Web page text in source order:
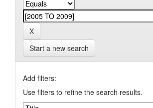
Start a new search
Add filters:
Use filters to refine the search results.